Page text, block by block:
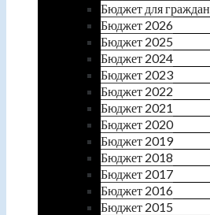
Бюджет для граждан
Бюджет 2026
Бюджет 2025
Бюджет 2024
Бюджет 2023
Бюджет 2022
Бюджет 2021
Бюджет 2020
Бюджет 2019
Бюджет 2018
Бюджет 2017
Бюджет 2016
Бюджет 2015